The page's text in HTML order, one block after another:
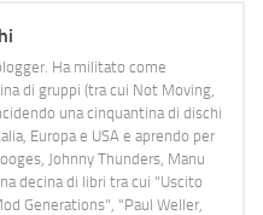
Ha militato come
di gruppi (tra cui Not Moving,
una cinquantina di dischi
Europa e USA e aprendo per
Johnny Thunders, Manu
decina di libri tra cui "Uscito
Generations", "Paul Weller,